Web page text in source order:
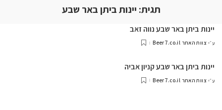
תגית: יינות ביתן באר שבע
יינות ביתן באר שבע נווה זאב
ע״י צוות האתר Beer7.co.il
יינות ביתן באר שבע קניון אביה
ע״י צוות האתר Beer7.co.il